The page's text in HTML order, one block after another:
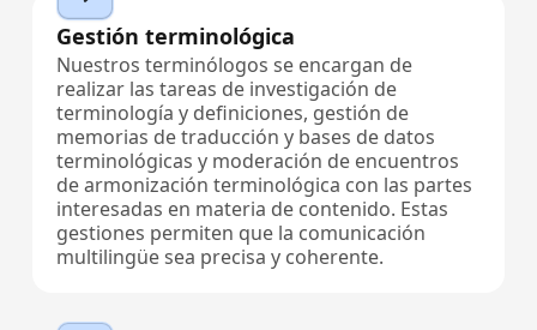
Gestión terminológica
Nuestros terminólogos se encargan de
realizar las tareas de investigación de
terminología y definiciones, gestión de
memorias de traducción y bases de datos
terminológicas y moderación de encuentros
de armonización terminológica con las partes
interesadas en materia de contenido. Estas
gestiones permiten que la comunicación
multilingüe sea precisa y coherente.